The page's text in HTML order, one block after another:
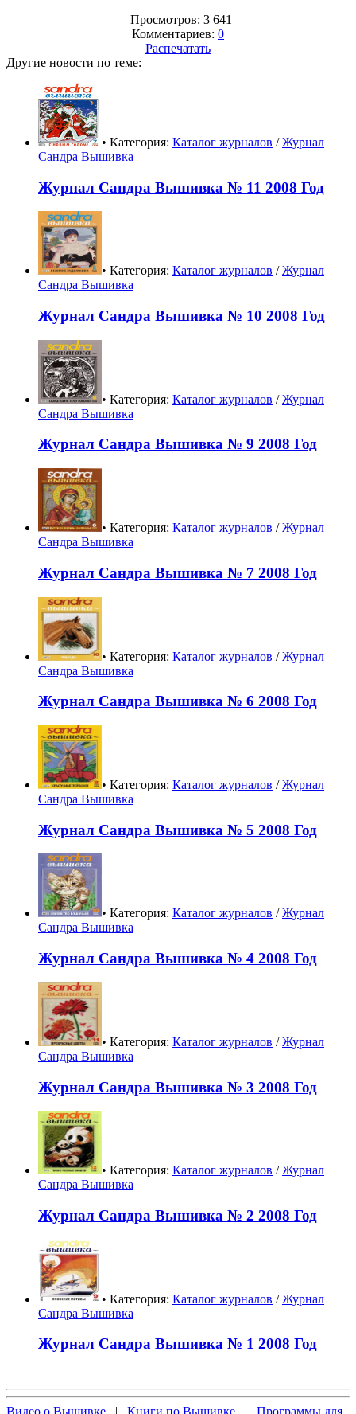
Просмотров: 3 641
Комментариев: 0
Распечатать
Другие новости по теме:
• Категория: Каталог журналов /Журнал
Сандра Вышивка
Журнал Сандра Вышивка № 11 2008 Год
• Категория: Каталог журналов /Журнал
Сандра Вышивка
Журнал Сандра Вышивка № 10 2008 Год
• Категория: Каталог журналов /Журнал
Сандра Вышивка
Журнал Сандра Вышивка № 9 2008 Год
• Категория: Каталог журналов /Журнал
Сандра Вышивка
Журнал Сандра Вышивка № 7 2008 Год
• Категория: Каталог журналов /Журнал
Сандра Вышивка
Журнал Сандра Вышивка № 6 2008 Год
• Категория: Каталог журналов /Журнал
Сандра Вышивка
Журнал Сандра Вышивка № 5 2008 Год
• Категория: Каталог журналов /Журнал
Сандра Вышивка
Журнал Сандра Вышивка № 4 2008 Год
• Категория: Каталог журналов /Журнал
Сандра Вышивка
Журнал Сандра Вышивка № 3 2008 Год
• Категория: Каталог журналов /Журнал
Сандра Вышивка
Журнал Сандра Вышивка № 2 2008 Год
• Категория: Каталог журналов /Журнал
Сандра Вышивка
Журнал Сандра Вышивка № 1 2008 Год